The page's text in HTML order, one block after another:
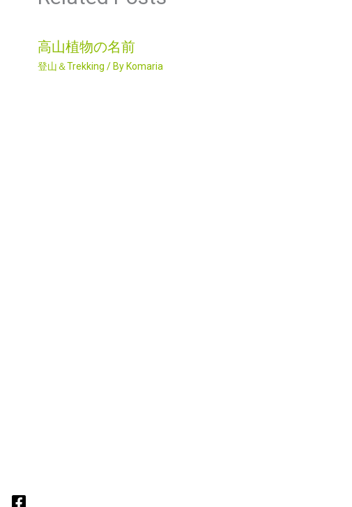
高山植物の名前
登山＆Trekking / By Komaria